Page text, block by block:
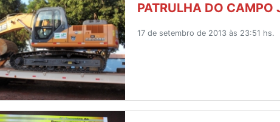
PATRULHA DO CAMPO
17 de setembro de 2013 às 23:51 hs.